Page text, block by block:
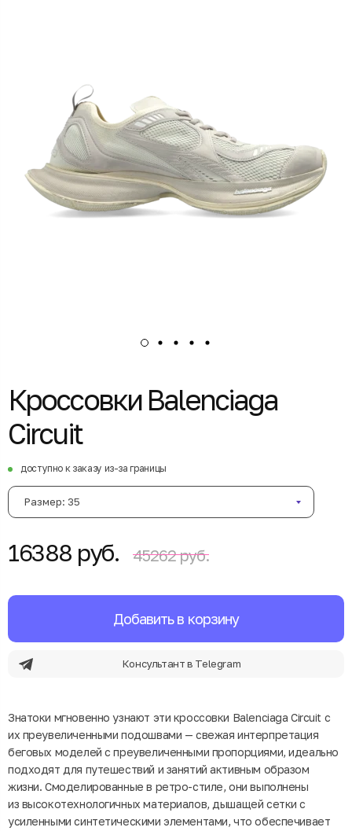
Кроссовки Balenciaga
Circuit
доступно к заказу из-за границы
Размер: 35
16388 руб. 45262 руб.
Добавить в корзину
Консультант в Telegram
Знатоки мгновенно узнают эти кроссовки Balenciaga Circuit с
их преувеличенными подошвами — свежая интерпретация
беговых моделей с преувеличенными пропорциями, идеально
подходят для путешествий и занятий активным образом
жизни. Смоделированные в ретро-стиле, они выполнены
из высокотехнологичных материалов, дышащей сетки с
усиленными синтетическими элементами, что обеспечивает